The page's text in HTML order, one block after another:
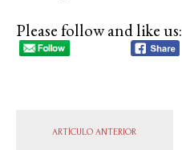
Please follow and like us:
ARTÍCULO ANTERIOR